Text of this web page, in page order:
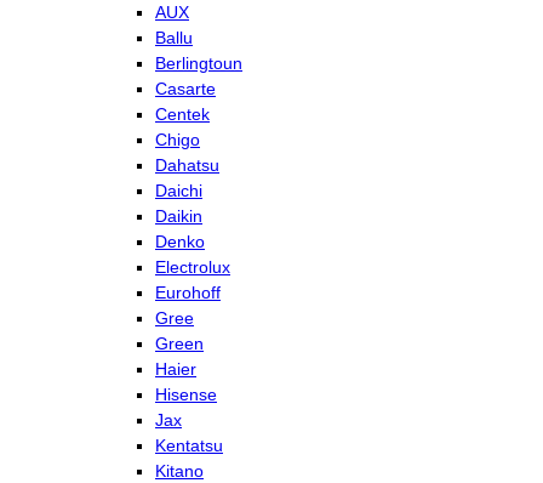
AUX
Ballu
Berlingtoun
Casarte
Centek
Chigo
Dahatsu
Daichi
Daikin
Denko
Electrolux
Eurohoff
Gree
Green
Haier
Hisense
Jax
Kentatsu
Kitano